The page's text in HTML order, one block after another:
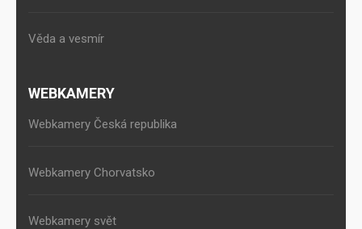
Věda a vesmír
WEBKAMERY
Webkamery Česká republika
Webkamery Chorvatsko
Webkamery svět